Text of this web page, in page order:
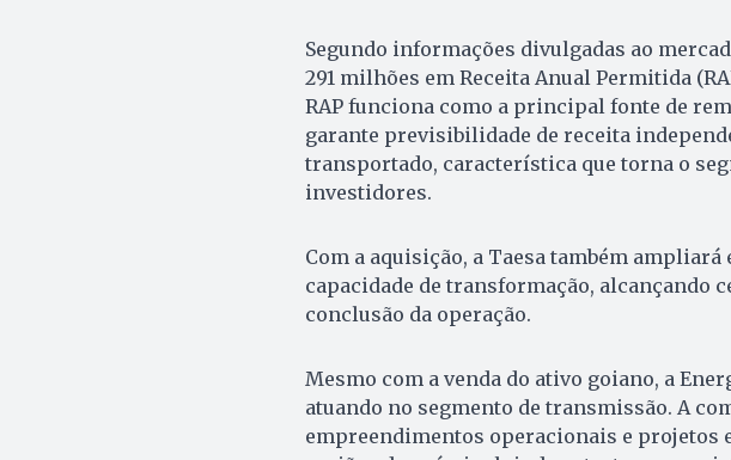
Segundo informações divulgadas ao
291 milhões em Receita Anual Permitida
RAP funciona como a principal fonte de
garante previsibilidade de receita
transportado, característica que torna o
investidores.
Com a aquisição, a Taesa também
capacidade de transformação, alcançando
conclusão da operação.
Mesmo com a venda do ativo goiano, a
atuando no segmento de transmissão. A
empreendimentos operacionais e projetos